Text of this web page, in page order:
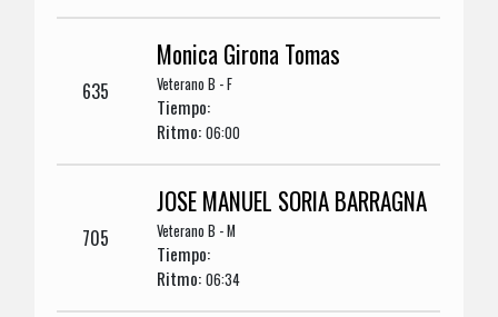
635
Monica Girona Tomas
Veterano B - F
Tiempo:
Ritmo:06:00
705
JOSE MANUEL SORIA BARRAGNA
Veterano B - M
Tiempo:
Ritmo:06:34